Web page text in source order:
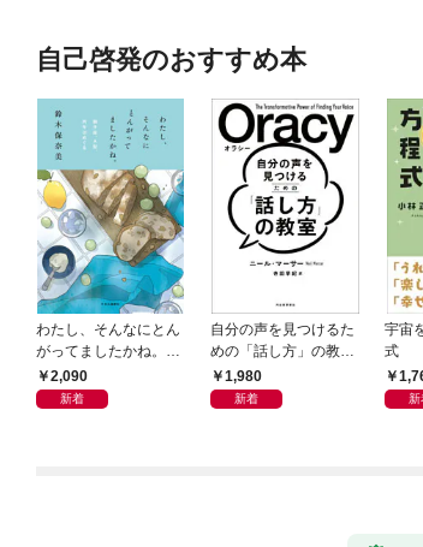
自己啓発のおすすめ本
わたし、そんなにとん
がってましたかね。
獅子座、Ａ型、丙午は
めぐる
2,090
新着
自分の声を見つけるた
めの「話し方」の教
室 Ｏｒａｃｙ（オラ
シー）
1,980
新着
宇宙
式
新